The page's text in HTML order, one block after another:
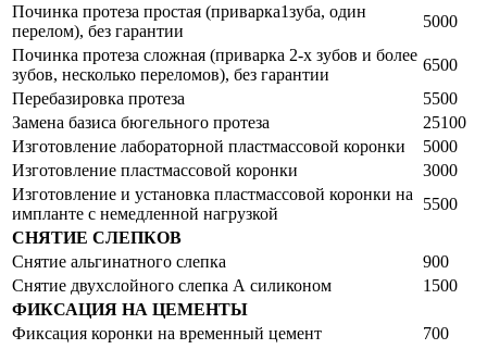
Починка протеза простая (приварка1зуба, один
перелом), без гарантии
5000
Починка протеза сложная (приварка 2-х зубов и более
зубов, несколько переломов), без гарантии
6500
Перебазировка протеза
5500
Замена базиса бюгельного протеза
25100
Изготовление лабораторной пластмассовой коронки
5000
Изготовление пластмассовой коронки
3000
Изготовление и установка пластмассовой коронки на
импланте с немедленной нагрузкой
5500
СНЯТИЕ СЛЕПКОВ
Снятие альгинатного слепка
900
Снятие двухслойного слепка А силиконом
1500
ФИКСАЦИЯ НА ЦЕМЕНТЫ
Фиксация коронки на временный цемент
700